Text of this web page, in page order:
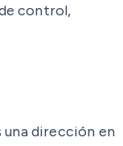
control,
una dirección en